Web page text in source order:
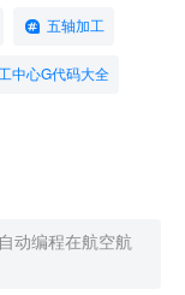
五轴加工
中心G代码大全
动编程在航空航